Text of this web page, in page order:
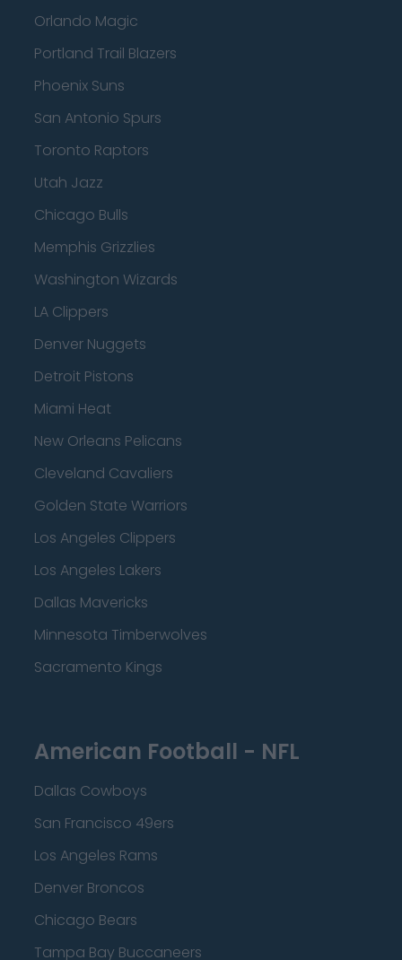
Orlando Magic
Portland Trail Blazers
Phoenix Suns
San Antonio Spurs
Toronto Raptors
Utah Jazz
Chicago Bulls
Memphis Grizzlies
Washington Wizards
LA Clippers
Denver Nuggets
Detroit Pistons
Miami Heat
New Orleans Pelicans
Cleveland Cavaliers
Golden State Warriors
Los Angeles Clippers
Los Angeles Lakers
Dallas Mavericks
Minnesota Timberwolves
Sacramento Kings
American Football - NFL
Dallas Cowboys
San Francisco 49ers
Los Angeles Rams
Denver Broncos
Chicago Bears
Tampa Bay Buccaneers